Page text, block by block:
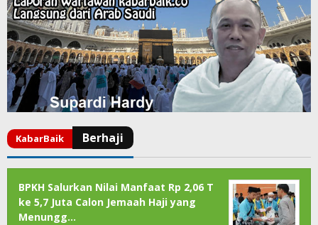
BPKH Salurkan Nilai Manfaat Rp 2,06 T
ke 5,7 Juta Calon Jemaah Haji yang
Menungg…